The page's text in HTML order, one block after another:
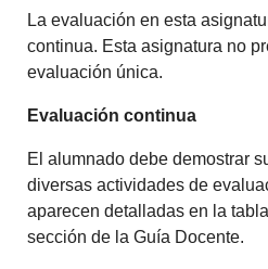
La evaluación en esta
continua. Esta asignatura no
evaluación única.
Evaluación continua
El alumnado debe demostrar
diversas actividades de
aparecen detalladas en la
sección de la Guía Docente.